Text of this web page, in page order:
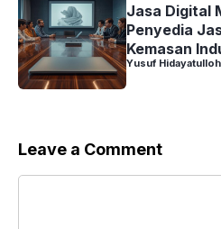
Jasa Digital
Penyedia
Kemasan
Yusuf Hidayatulloh
Leave a Comment